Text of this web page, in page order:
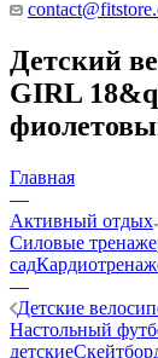
Детский
GIRL
Главная
—
Активный отдых
Силовые
сад
—
Детские
Настольный
детские